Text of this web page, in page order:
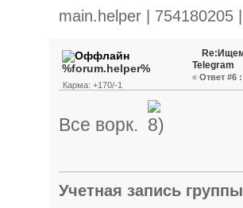
main.helper |
%forum.helper%
Карма: +170/-1
Telegram
« Ответ #6 :
Все ворк.
Учетная запись